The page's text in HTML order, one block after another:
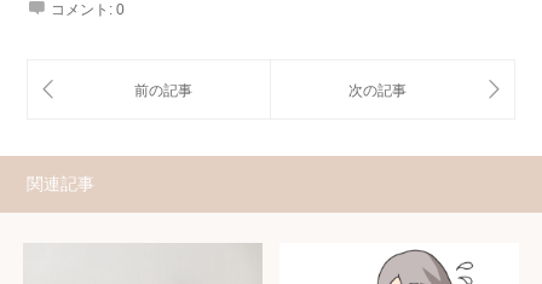
コメント: 0
関連記事